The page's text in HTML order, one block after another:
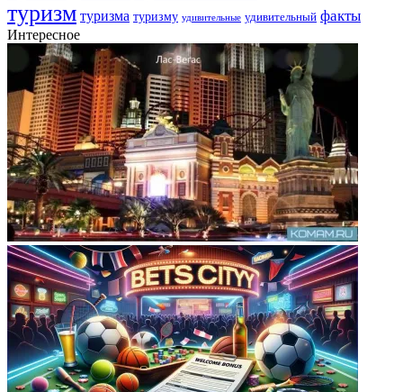
туризм туризма туризму удивительные удивительный факты
Интересное